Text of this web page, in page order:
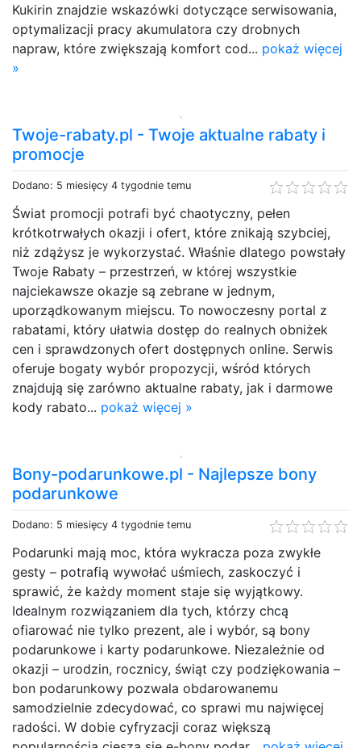
Kukirin znajdzie wskazówki dotyczące serwisowania,
optymalizacji pracy akumulatora czy drobnych
napraw, które zwiększają komfort cod... pokaż więcej
»
Twoje-rabaty.pl - Twoje aktualne rabaty i
promocje
Dodano: 5 miesięcy 4 tygodnie temu
Świat promocji potrafi być chaotyczny, pełen
krótkotrwałych okazji i ofert, które znikają szybciej,
niż zdążysz je wykorzystać. Właśnie dlatego powstały
Twoje Rabaty – przestrzeń, w której wszystkie
najciekawsze okazje są zebrane w jednym,
uporządkowanym miejscu. To nowoczesny portal z
rabatami, który ułatwia dostęp do realnych obniżek
cen i sprawdzonych ofert dostępnych online. Serwis
oferuje bogaty wybór propozycji, wśród których
znajdują się zarówno aktualne rabaty, jak i darmowe
kody rabato... pokaż więcej »
Bony-podarunkowe.pl - Najlepsze bony
podarunkowe
Dodano: 5 miesięcy 4 tygodnie temu
Podarunki mają moc, która wykracza poza zwykłe
gesty – potrafią wywołać uśmiech, zaskoczyć i
sprawić, że każdy moment staje się wyjątkowy.
Idealnym rozwiązaniem dla tych, którzy chcą
ofiarować nie tylko prezent, ale i wybór, są bony
podarunkowe i karty podarunkowe. Niezależnie od
okazji – urodzin, rocznicy, świąt czy podziękowania –
bon podarunkowy pozwala obdarowanemu
samodzielnie zdecydować, co sprawi mu najwięcej
radości. W dobie cyfryzacji coraz większą